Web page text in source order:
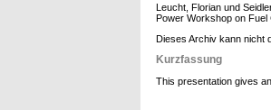
Leucht, Florian und
Power Workshop on Fuel
Dieses Archiv kann nicht
Kurzfassung
This presentation gives